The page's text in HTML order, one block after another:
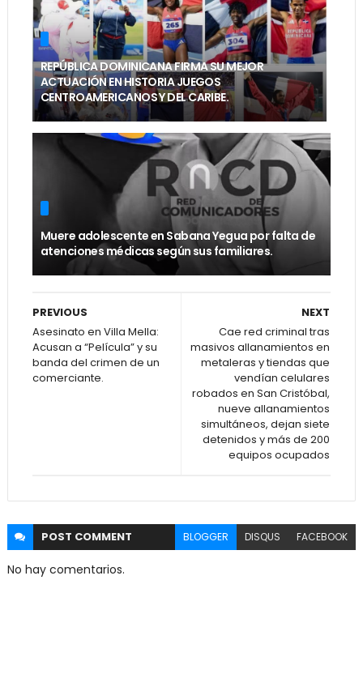
REPÚBLICA DOMINICANA FIRMA SU MEJOR
ACTUACIÓN EN HISTORIA JUEGOS
CENTROAMERICANOS Y DEL CARIBE.
Muere adolescente en Sabana Yegua por falta de
atenciones médicas según sus familiares.
NEXT
Cae red criminal tras
masivos allanamientos en
metaleras y tiendas que
vendían celulares
robados en San Cristóbal,
nueve allanamientos
simultáneos, dejan siete
detenidos y más de 200
equipos ocupados
PREVIOUS
Asesinato en Villa Mella:
Acusan a “Película” y su
banda del crimen de un
comerciante.
POST COMMENT BLOGGER DISQUS FACEBOOK
No hay comentarios.